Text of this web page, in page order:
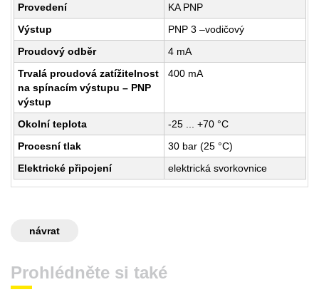
Provedení
KA PNP
Výstup
PNP 3 –vodičový
Proudový odběr
4 mA
Trvalá proudová zatížitelnost
na spínacím výstupu – PNP
výstup
400 mA
Okolní teplota
-25 ... +70 °C
Procesní tlak
30 bar (25 °C)
Elektrické připojení
elektrická svorkovnice
návrat
Prohlédněte si také